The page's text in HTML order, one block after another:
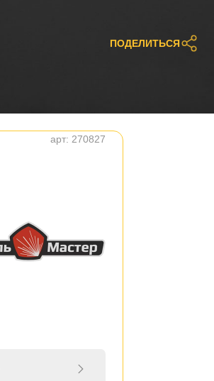
ПОДЕЛИТЬСЯ
арт: 270827